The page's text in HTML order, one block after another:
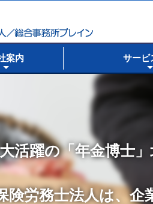
案内 サービ
活躍の「年金博士
険労務士法人は、企